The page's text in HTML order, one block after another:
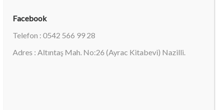
Facebook
Telefon : 0542 566 99 28
Adres : Altıntaş Mah. No:26 (Ayrac Kitabevi) Nazilli.